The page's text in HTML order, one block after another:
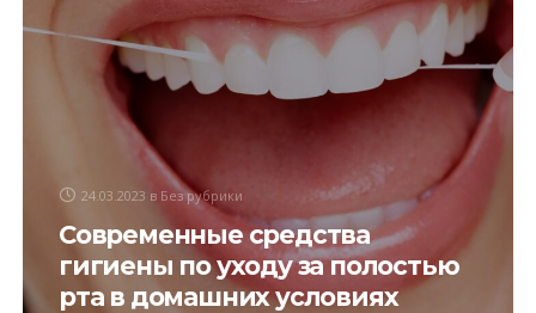
24.03.2023 в Без рубрики
Современные средства
гигиены по уходу за полостью
рта в домашних условиях